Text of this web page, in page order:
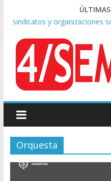
Día de San Cayetano:
sindicatos y organizaciones
y conductor de TV
Tras la aprobación de la ley
apuntó: “Vino un poco
Causa AFA: el juez
traslado del expediente a
colectivo: siete heridos
Orquesta